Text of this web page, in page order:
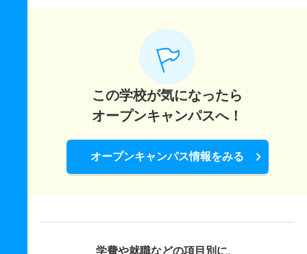
この学校が気になったら
オープンキャンパスへ！
オープンキャンパス情報をみる
学費や就職などの項目別に、